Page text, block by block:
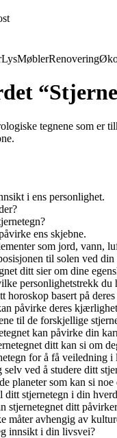
LysMøblerRenovering
tegnene som er
i ens personlighet.
ens skjebne.
som jord, vann,
til solen ved din
ditt sier om dine
personlighetstrekk du
horoskop basert på deres
påvirke deres
til de forskjellige
kan påvirke din
ditt kan si om
for å få veiledning i
ved å studere ditt
planeter som kan si noe
stjernetegn i din
stjernetegnet ditt
måter avhengig av
innsikt i din livsvei?​